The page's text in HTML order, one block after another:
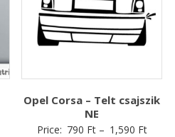
Opel Corsa – Telt csajszik
NE
Price: 790 Ft– 1,590 Ft